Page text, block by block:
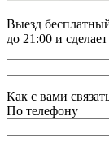
Выезд
до 21:00 и
Как с вами
По телефону